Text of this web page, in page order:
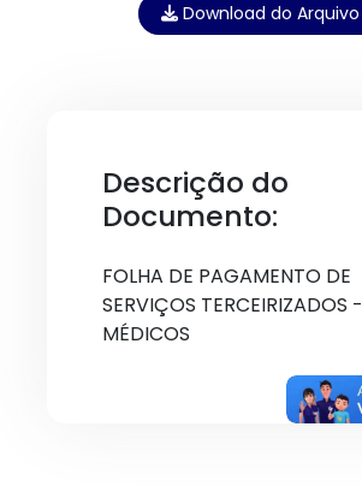
Download do Arquivo
Descrição do
Documento:
FOLHA DE PAGAMENTO DE
SERVIÇOS TERCEIRIZADOS -
MÉDICOS